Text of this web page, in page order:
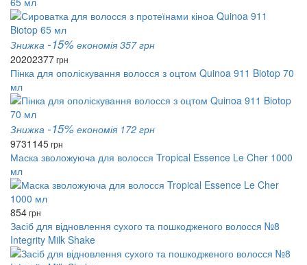
Знижка -15% економія 357 грн
20202377грн
Пінка для ополіскування волосся з оцтом Quinoa 911 Biotop 70
мл
Знижка -15% економія 172 грн
9731145грн
Маска зволожуюча для волосся Tropical Essence Le Cher 1000
мл
854грн
Засіб для відновлення сухого та пошкодженого волосся №8
Integrity Milk Shake